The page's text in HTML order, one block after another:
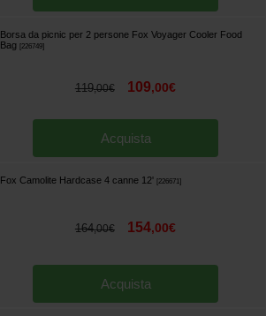
Borsa da picnic per 2 persone Fox Voyager Cooler Food
Bag
226749]
119,00€ 109,00€
Acquista
Fox Camolite Hardcase 4 canne 12' 226671]
164,00€ 154,00€
Acquista